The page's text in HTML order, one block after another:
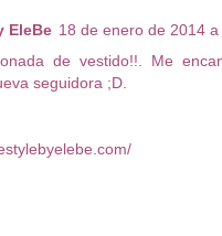
EleBe 18 de enero de 2014 a
de vestido!!. Me
seguidora ;D.